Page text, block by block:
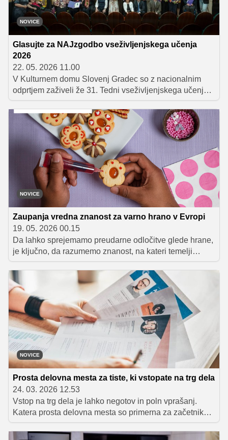
NOVICE
Glasujte za NAJzgodbo vseživljenjskega učenja
2026
22. 05. 2026 11.00
V Kulturnem domu Slovenj Gradec so z nacionalnim
odprtjem zaživeli že 31. Tedni vseživljenjskega učenja.
Osrednji del dogodka je bila razglasitev 12 prejemnikov
Priznanj ACS 2026, najvišjih nacionalnih priznanj za
izjemne dosežke na področju vseživljenjskega učenja.
NOVICE
Zaupanja vredna znanost za varno hrano v Evropi
19. 05. 2026 00.15
Da lahko sprejemamo preudarne odločitve glede hrane,
je ključno, da razumemo znanost, na kateri temelji
varnost hrane. To je temelj kampanje Safe2Eat, pobude
EU, ki jo vodijo Evropska agencija za varnost hrane
(EFSA), Evropska komisija ter nacionalni partnerji iz
držav članic EU in držav kandidatk.
NOVICE
Prosta delovna mesta za tiste, ki vstopate na trg dela
24. 03. 2026 12.53
Vstop na trg dela je lahko negotov in poln vprašanj.
Katera prosta delovna mesta so primerna za začetnike,
kaj delodajalci res pričakujejo in kako se predstaviti
brez izkušenj? Preverite, kako narediti prvi korak – brez